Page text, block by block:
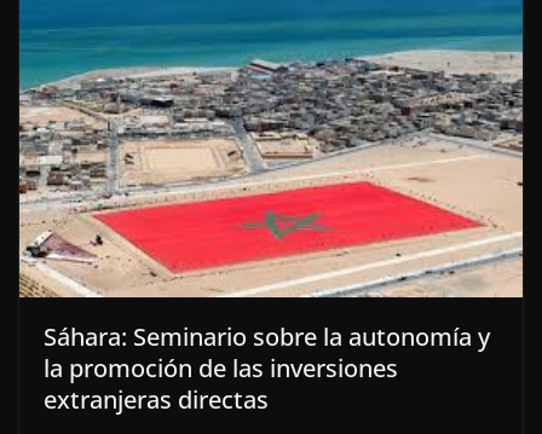
Sáhara: Seminario sobre la autonomía y
la promoción de las inversiones
extranjeras directas